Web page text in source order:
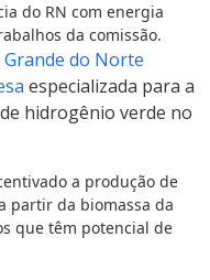
do RN com energia
da comissão.
do Norte
especializada para a
hidrogênio verde no
a produção de
partir da biomassa da
que têm potencial de